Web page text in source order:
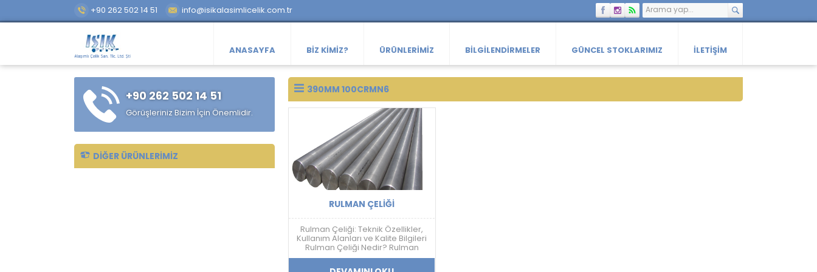
+90 262 502 14 51 info@isikalasimlicelik.com.tr
ANASAYFA BIZ KIMIZ? ÜRÜNLERIMIZ BILGILENDIRMELER GÜNCEL STOKLARIMIZ İLETIŞIM
390MM 100CRMN6
RULMAN ÇELIĞI
Rulman Çeliği: Teknik Özellikler,
Kullanım Alanları ve Kalite Bilgileri
Rulman Çeliği Nedir? Rulman
çeliği; yüksek sertlik, aşınma
dayanımı, yorulma direnci ve
+90 262 502 14 51
Görüşleriniz Bizim İçin Önemlidir.
DIĞER ÜRÜNLERIMIZ